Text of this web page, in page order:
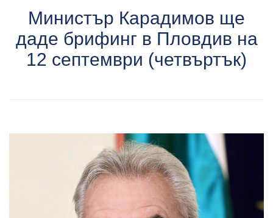
Министър Карадимов ще
даде брифинг в Пловдив на
12 септември (четвъртък)